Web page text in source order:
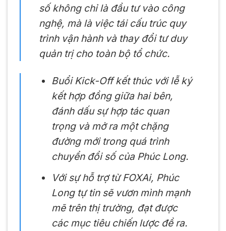
số không chỉ là đầu tư vào công
nghệ, mà là việc tái cấu trúc quy
trình vận hành và thay đổi tư duy
quản trị cho toàn bộ tổ chức.
Buổi Kick-Off kết thúc với lễ ký
kết hợp đồng giữa hai bên,
đánh dấu sự hợp tác quan
trọng và mở ra một chặng
đường mới trong quá trình
chuyển đổi số của Phúc Long.
Với sự hỗ trợ từ FOXAi, Phúc
Long tự tin sẽ vươn mình mạnh
mẽ trên thị trường, đạt được
các mục tiêu chiến lược đề ra.